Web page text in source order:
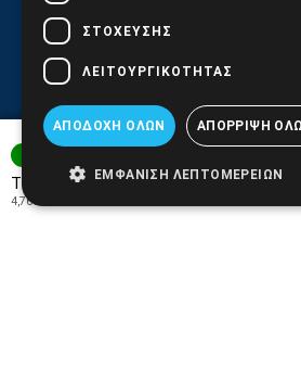
Τιμή: 5,90€
4,76€
ΣΤΌΧΕΥΣΗΣ
ΛΕΙΤΟΥΡΓΙΚΌΤΗΤΑΣ
ΑΠΟΔΟΧΉ ΌΛΩΝ ΑΠΌΡΡΙΨΗ
ΕΜΦΆΝΙΣΗ ΛΕΠΤΟΜΕΡΕΙΏΝ